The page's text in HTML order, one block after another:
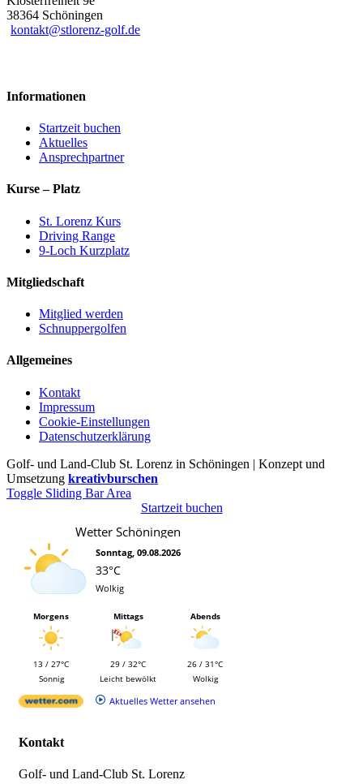
38364 Schöningen
kontakt@stlorenz-golf.de
Informationen
Startzeit buchen
Aktuelles
Ansprechpartner
Kurse – Platz
St. Lorenz Kurs
Driving Range
9-Loch Kurzplatz
Mitgliedschaft
Mitglied werden
Schnuppergolfen
Allgemeines
Kontakt
Impressum
Cookie-Einstellungen
Datenschutzerklärung
Golf- und Land-Club St. Lorenz in Schöningen | Konzept und
Umsetzung kreativburschen
Toggle Sliding Bar Area
Startzeit buchen
Wetter Schöningen
Sonntag, 09.08.2026
33°C
Wolkig
Morgens
13 / 27°C
Sonnig
Mittags
29 / 32°C
Leicht bewölkt
Abends
26 / 31°C
Wolkig
Aktuelles Wetter ansehen
Kontakt
Golf- und Land-Club St. Lorenz